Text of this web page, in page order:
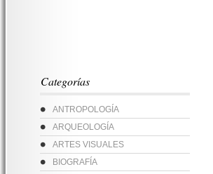
Categorías
ANTROPOLOGÍA
ARQUEOLOGÍA
ARTES VISUALES
BIOGRAFÍA